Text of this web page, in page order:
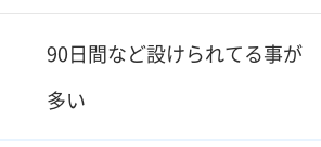
90日間など設けられてる事が
多い